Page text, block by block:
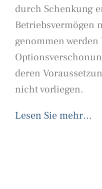
durch Schenkung
Betriebsvermögen
genommen
deren
nicht vorliegen.
Lesen Sie mehr…